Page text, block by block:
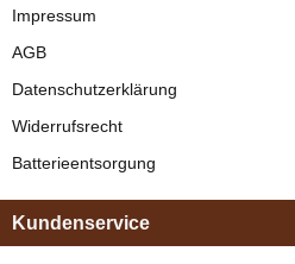
Impressum
AGB
Datenschutzerklärung
Widerrufsrecht
Batterieentsorgung
Kundenservice